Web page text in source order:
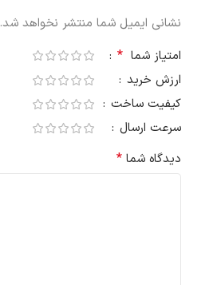
نشانی ایمیل شما منتشر نخواهد شد.
امتیاز شما *
ارزش خرید
کیفیت ساخت
سرعت ارسال
دیدگاه شما *